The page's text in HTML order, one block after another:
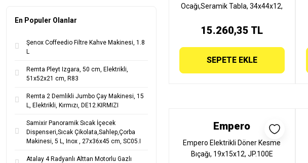
En Populer Olanlar
Şenox Coffeedio Filtre Kahve Makinesi, 1.8
L
Remta Pleyt Izgara, 50 cm, Elektrikli,
51x52x21 cm, R83
Remta 2 Demlikli Jumbo Çay Makinesi, 15
L, Elektrikli, Kırmızı, DE12.KIRMIZI
Samixir Panoramik Sıcak İçecek
Dispenseri,Sıcak Çikolata,Sahlep,Çorba
Makinesi, 5 L, Inox , 27x36x45 cm, SC05.I
Atalay 4 Radyanlı Alttan Motorlu Gazlı
Ocağı,Seramik Tabla, 34x44x12,
15.260,35 TL
SEPETE EKLE
Empero
Empero Elektrikli Döner Kesme
Bıçağı, 19x15x12, JP.100E